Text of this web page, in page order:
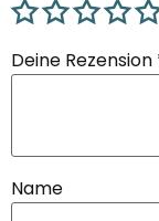
Deine Rezension
Name